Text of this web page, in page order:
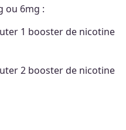
ou 6mg :
1 booster de nicotine
2 booster de nicotine